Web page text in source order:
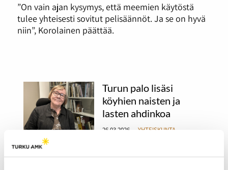
”On vain ajan kysymys, että meemien käytöstä
tulee yhteisesti sovitut pelisäännöt. Ja se on hyvä
niin”, Korolainen päättää.
Turun palo lisäsi
köyhien naisten ja
lasten ahdinkoa
26.03.2026 YHTEISKUNTA